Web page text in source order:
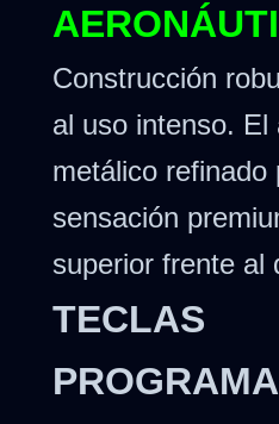
Construcción
al uso intenso. El
metálico refinado
sensación
superior frente al
TECLAS